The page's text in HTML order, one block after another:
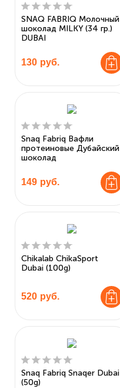
SNAQ FABRIQ Молочный
шоколад MILKY (34 гр.)
DUBAI
130 руб.
Snaq Fabriq Вафли
протеиновые Дубайский
шоколад
149 руб.
Chikalab ChikaSport
Dubai (100g)
520 руб.
Snaq Fabriq Snaqer Dubai
(50g)